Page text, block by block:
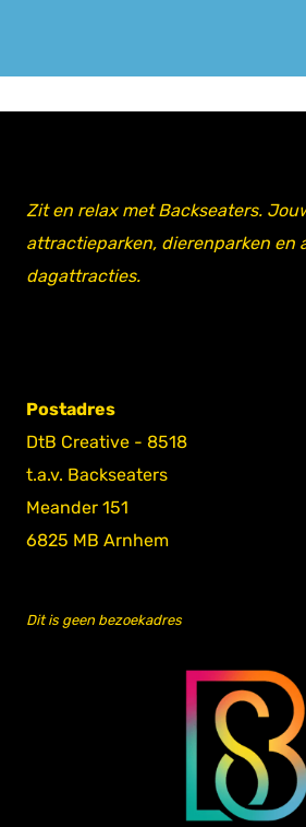
Zit en relax met Backseaters.
attractieparken, dierenparken en
dagattracties.
Postadres
DtB Creative - 8518
t.a.v. Backseaters
Meander 151
6825 MB Arnhem
Dit is geen bezoekadres